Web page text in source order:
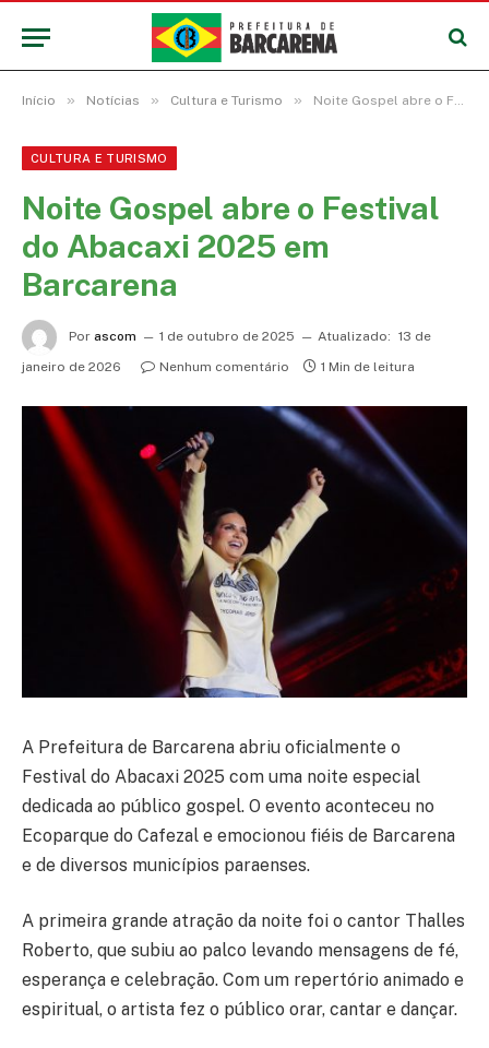
Início » Notícias » Cultura e Turismo » Noite Gospel abre o Festival do Abacaxi 2025 em Barcarena
CULTURA E TURISMO
Noite Gospel abre o Festival
do Abacaxi 2025 em
Barcarena
Por ascom 1 de outubro de 2025 Atualizado: 13 de
janeiro de 2026
Nenhum comentário 1 Min de leitura
A Prefeitura de Barcarena abriu oficialmente o
Festival do Abacaxi 2025 com uma noite especial
dedicada ao público gospel. O evento aconteceu no
Ecoparque do Cafezal e emocionou fiéis de Barcarena
e de diversos municípios paraenses.
A primeira grande atração da noite foi o cantor Thalles
Roberto, que subiu ao palco levando mensagens de fé,
esperança e celebração. Com um repertório animado e
espiritual, o artista fez o público orar, cantar e dançar.